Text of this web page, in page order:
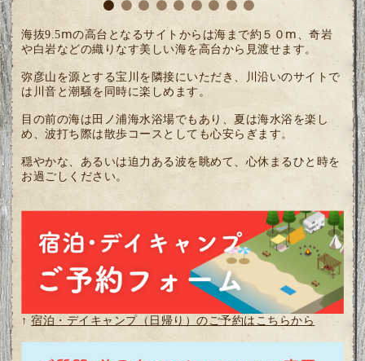
海抜9.5ⅿの高台となるサイトからは海まで約５０ⅿ、奇岩
や白岩などの織りなす美しい海を高台から見渡せます。
弥彦山を源とする宝川を隣接にいただき、川沿いのサイトで
は川音と潮騒を同時に楽しめます。
目の前の海は田ノ浦海水浴場でもあり、夏は海水浴を楽し
め、波打ち際は散歩コースとしても心安らぎます。
穏やかな、あるいは迫力ある波を眺めて、心休まるひと時を
お過ごしください。
↑宿泊・デイキャンプ（日帰り）のご予約はこちらから